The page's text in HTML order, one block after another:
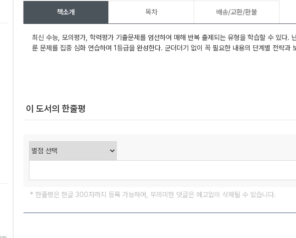
책소개 목차 배송/교환/환불
최신 수능, 모의평가, 학력평가 기출문제를 엄선하여 매해 반복 출제되는 유형을 학습할 수 있다.
룬 문제를 집중 심화 연습하며 1등급을 완성한다. 군더더기 없이 꼭 필요한 내용의 단계별 전략과
이 도서의 한줄평
* 한줄평은 한글 300자까지 등록 가능하며, 무의미한 댓글은 예고없이 삭제될 수 있습니다.